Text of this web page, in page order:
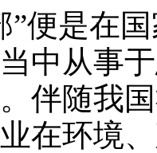
是在国
中从事
伴随我
在环境